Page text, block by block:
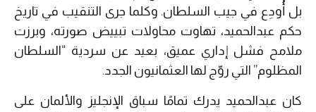
بل أُودِع في جيب السلطان. وكلما جرى التنقيب في تاريخ
حكم عبدالحميد، تهاوت محاولات تبييض صورته، وبرزت
ملامح فشل إداري عميق، بعيد عن سردية “السلطان
المظلوم” التي روّج لها العثمانيون الجدد.
كان عبدالحميد يدرك تمامًا سباق الإنجليز والألمان على